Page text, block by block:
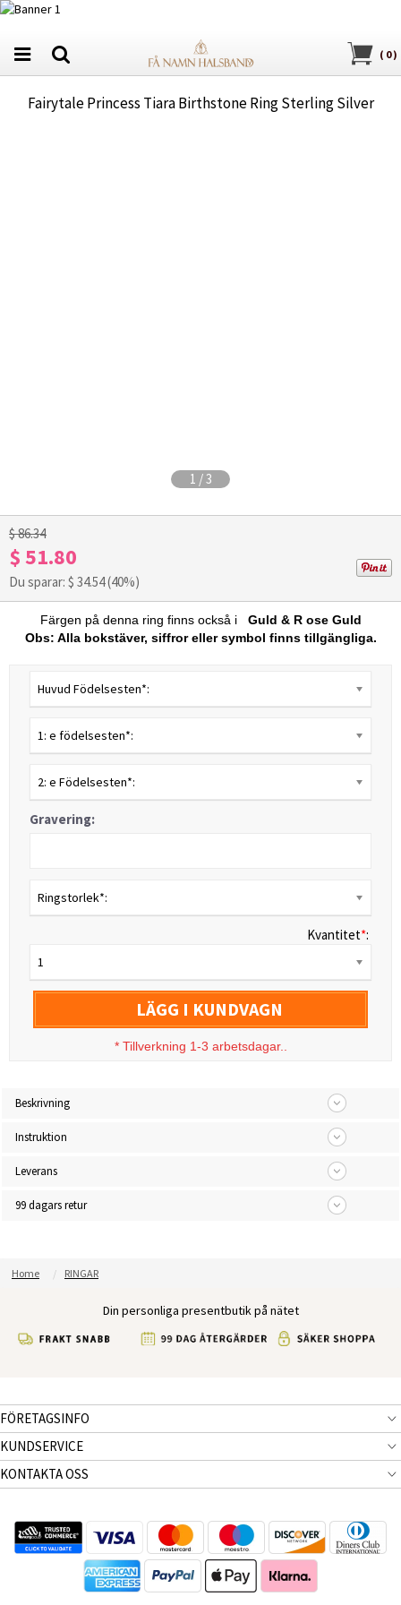
( 0)
Fairytale Princess Tiara Birthstone Ring Sterling Silver
1 /3
$ 86.34
$ 51.80
Du sparar: $ 34.54(40%)
Färgen på denna ring finns också i Guld & R ose Guld
Obs: Alla bokstäver, siffror eller symbol finns tillgängliga.
Huvud Födelsesten*:
1: e födelsesten*:
2: e Födelsesten*:
Gravering:
Ringstorlek*:
Kvantitet*:
1
LÄGG I KUNDVAGN
* Tillverkning 1-3 arbetsdagar..
Beskrivning
Instruktion
Leverans
99 dagars retur
Home RINGAR
Din personliga presentbutik på nätet
FÖRETAGSINFO
KUNDSERVICE
KONTAKTA OSS